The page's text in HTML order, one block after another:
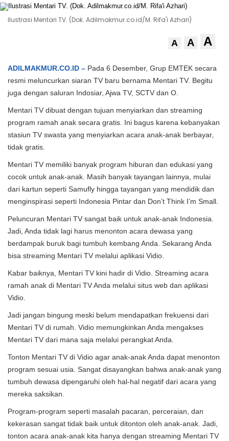
Ilustrasi Mentari TV. (Dok. Adilmakmur.co.id/M. Rifa'i Azhari)
A A A
ADILMAKMUR.CO.ID – Pada 6 Desember, Grup EMTEK secara
resmi meluncurkan siaran TV baru bernama Mentari TV. Begitu
juga dengan saluran Indosiar, Ajwa TV, SCTV dan O.
Mentari TV dibuat dengan tujuan menyiarkan dan streaming
program ramah anak secara gratis. Ini bagus karena kebanyakan
stasiun TV swasta yang menyiarkan acara anak-anak berbayar,
tidak gratis.
Mentari TV memiliki banyak program hiburan dan edukasi yang
cocok untuk anak-anak. Masih banyak tayangan lainnya, mulai
dari kartun seperti Samufly hingga tayangan yang mendidik dan
menginspirasi seperti Indonesia Pintar dan Don’t Think I’m Small.
Peluncuran Mentari TV sangat baik untuk anak-anak Indonesia.
Jadi, Anda tidak lagi harus menonton acara dewasa yang
berdampak buruk bagi tumbuh kembang Anda. Sekarang Anda
bisa streaming Mentari TV melalui aplikasi Vidio.
Kabar baiknya, Mentari TV kini hadir di Vidio. Streaming acara
ramah anak di Mentari TV Anda melalui situs web dan aplikasi
Vidio.
Jadi jangan bingung meski belum mendapatkan frekuensi dari
Mentari TV di rumah. Vidio memungkinkan Anda mengakses
Mentari TV dari mana saja melalui perangkat Anda.
Tonton Mentari TV di Vidio agar anak-anak Anda dapat menonton
program sesuai usia. Sangat disayangkan bahwa anak-anak yang
tumbuh dewasa dipengaruhi oleh hal-hal negatif dari acara yang
mereka saksikan.
Program-program seperti masalah pacaran, perceraian, dan
kekerasan sangat tidak baik untuk ditonton oleh anak-anak. Jadi,
tonton acara anak-anak kita hanya dengan streaming Mentari TV